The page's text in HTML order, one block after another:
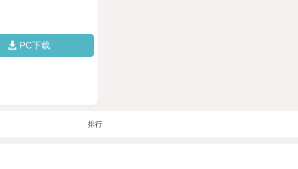
PC下载
排行